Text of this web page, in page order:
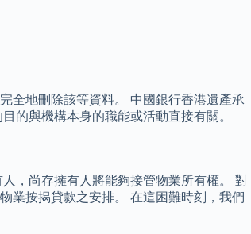
全地刪除該等資料。 中國銀行香港遺產承
的與機構本身的職能或活動直接有關。
，尚存擁有人將能夠接管物業所有權。 對
業按揭貸款之安排。 在這困難時刻，我們